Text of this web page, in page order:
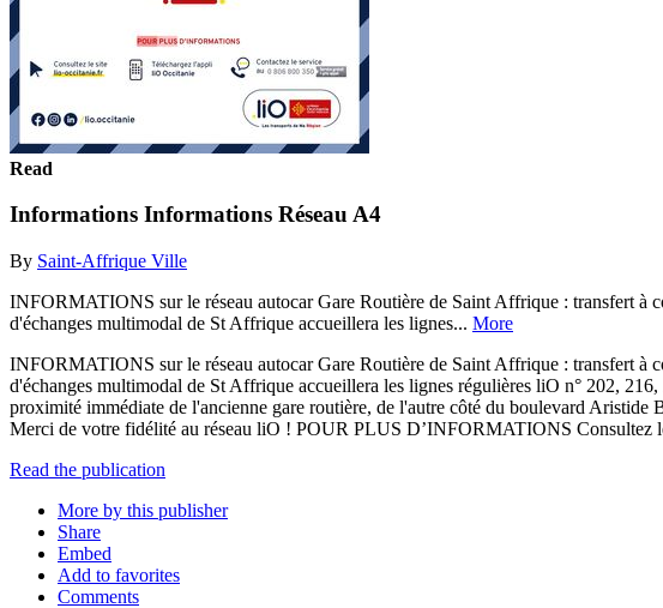
Read
Informations Informations Réseau A4
By Saint-Affrique Ville
INFORMATIONS sur le réseau autocar Gare Routière de Saint Affrique : transfert à
d'échanges multimodal de St Affrique accueillera les lignes... More
INFORMATIONS sur le réseau autocar Gare Routière de Saint Affrique : transfert à
d'échanges multimodal de St Affrique accueillera les lignes régulières liO n° 202,
proximité immédiate de l'ancienne gare routière, de l'autre côté du boulevard
Merci de votre fidélité au réseau liO ! POUR PLUS D’INFORMATIONS Consultez
Read the publication
More by this publisher
Share
Embed
Add to favorites
Comments